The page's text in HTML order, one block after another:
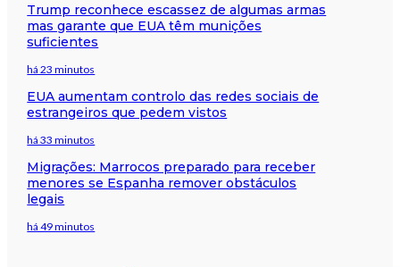
Trump reconhece escassez de algumas armas
mas garante que EUA têm munições
suficientes
há 23 minutos
EUA aumentam controlo das redes sociais de
estrangeiros que pedem vistos
há 33 minutos
Migrações: Marrocos preparado para receber
menores se Espanha remover obstáculos
legais
há 49 minutos